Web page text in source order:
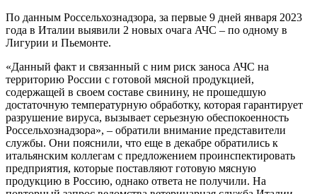
По данным Россельхознадзора, за первые 9 дней января 2023
года в Италии выявили 2 новых очага АЧС – по одному в
Лигурии и Пьемонте.
«Данный факт и связанный с ним риск заноса АЧС на
территорию России с готовой мясной продукцией,
содержащей в своем составе свинину, не прошедшую
достаточную температурную обработку, которая гарантирует
разрушение вируса, вызывает серьезную обеспокоенность
Россельхознадзора», – обратили внимание представители
службы. Они пояснили, что еще в декабре обратились к
итальянским коллегам с предложением проинспектировать
предприятия, которые поставляют готовую мясную
продукцию в Россию, однако ответа не получили. На